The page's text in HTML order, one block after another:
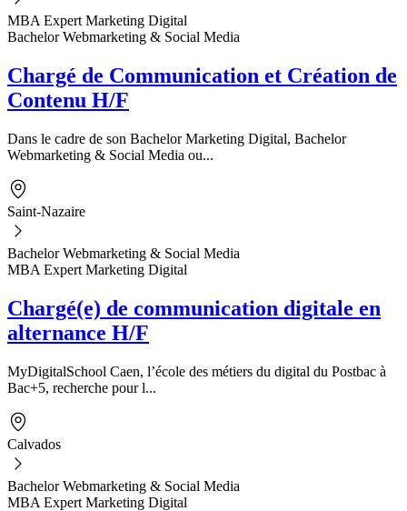
MBA Expert Marketing Digital
Bachelor Webmarketing & Social Media
Chargé de Communication et Création de
Contenu H/F
Dans le cadre de son Bachelor Marketing Digital, Bachelor
Webmarketing & Social Media ou...
Saint-Nazaire
Bachelor Webmarketing & Social Media
MBA Expert Marketing Digital
Chargé(e) de communication digitale en
alternance H/F
MyDigitalSchool Caen, l’école des métiers du digital du Postbac à
Bac+5, recherche pour l...
Calvados
Bachelor Webmarketing & Social Media
MBA Expert Marketing Digital